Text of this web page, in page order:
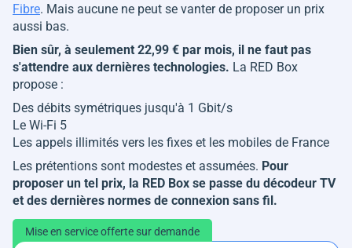
Fibre. Mais aucune ne peut se vanter de proposer un prix
aussi bas.
Bien sûr, à seulement 22,99 € par mois, il ne faut pas
s'attendre aux dernières technologies. La RED Box
propose :
Des débits symétriques jusqu'à 1 Gbit/s
Le Wi-Fi 5
Les appels illimités vers les fixes et les mobiles de France
Les prétentions sont modestes et assumées. Pour
proposer un tel prix, la RED Box se passe du décodeur TV
et des dernières normes de connexion sans fil.
Mise en service offerte sur demande